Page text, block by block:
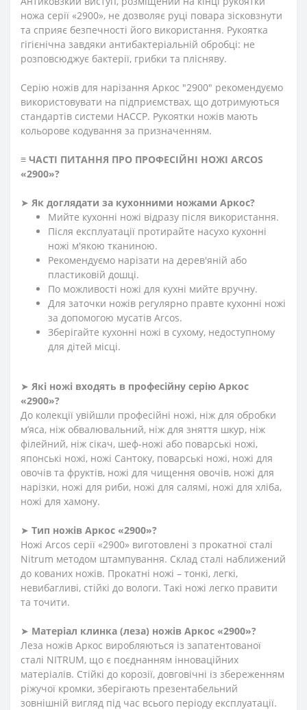
ножа серії «2900», не дозволяє руці повара зісковзнути
та сприяє безпечності його використання. Рукоятка
гігієнічна завдяки антибактеріальній обробці: не
розповсюджує бактерії, грибки та плісняву.
Серію ножів для нарізання Аркос "2900" рекомендуємо
використовувати на підприємствах, що дотримуються
стандартів системи HACCP. Рукоятки ножів мають
кольорове кодування за призначенням.
≡ ЧАСТІ ПИТАННЯ ПРО ПРОФЕСІЙНІ НОЖІ ARCOS
«2900»?
➤ Як доглядати за кухонними ножами Аркос?
Мийте кухонні ножі відразу після використання.
Після експлуатації протирайте насухо кухонні
ножі м'якою тканиною.
Рекомендуємо нарізати на дерев'яній або
пластиковій дошці.
По можливості ножі для кухні мийте вручну.
Для заточки ножів регулярно правте кухонні ножі
за допомогою мусатів Arcos.
Зберігайте кухонні ножі в сухому, недоступному
для дітей місці.
➤ Які ножі входять в професійну серію Аркос
«2900»?
До колекції увійшли професійні ножі, ніж для обробки
м’яса, ніж обвалювальний, ніж для зняття шкур, ніж
філейний, ніж сікач, шеф-ножі або поварські ножі,
японські ножі, ножі Сантоку, поварські ножі, ножі для
овочів та фруктів, ножі для чищення овочів, ножі для
нарізки, ножі для риби, ножі для салямі, ножі для хліба,
ножі для хамону.
➤ Тип ножів Аркос «2900»?
Ножі Arcos серії «2900» виготовлені з прокатної сталі
Nitrum методом штампування. Склад сталі наближений
до кованих ножів. Прокатні ножі – тонкі, легкі,
невибагливі, стійкі до вологи. Такі ножі легко правити
та точити.
➤ Матеріал клинка (леза) ножів Аркос «2900»?
Леза ножів Аркос виробляються із запатентованої
сталі NITRUM, що є поєднанням інноваційних
матеріалів. Стійкі до корозії, довговічні із збереженням
ріжучої кромки, зберігають презентабельний
зовнішній вигляд під час всього періоду експлуатації.